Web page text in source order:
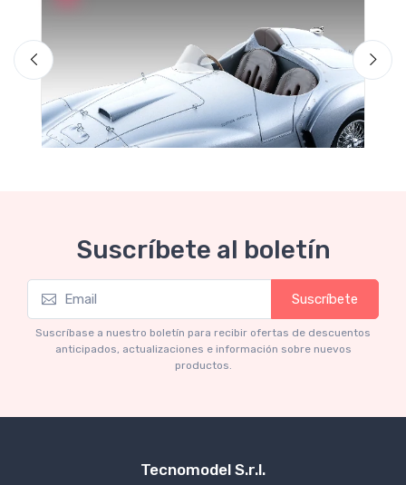
Ferrari 166 MM Abarth Metallic Silver Press
Version 1953 scala 1/18
Suscríbete al boletín
Suscríbete
Suscríbase a nuestro boletín para recibir ofertas de descuentos
anticipados, actualizaciones e información sobre nuevos
productos.
Tecnomodel S.r.l.